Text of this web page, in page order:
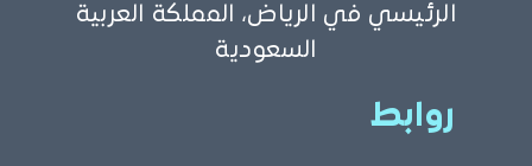
الرئيسي في الرياض، المملكة العربية
السعودية
روابط